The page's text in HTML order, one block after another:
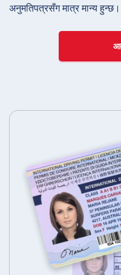
अनुमतिपत्रसँग मात्र मान्य हुन्छ।